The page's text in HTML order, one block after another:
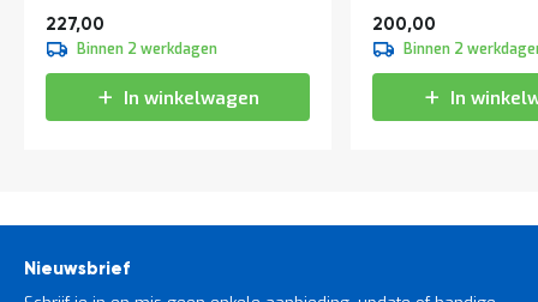
Vanaf
227,00
Binnen 2 werkdagen
In winkelwagen
Vanaf
200,00
Binnen 2
In
Nieuwsbrief